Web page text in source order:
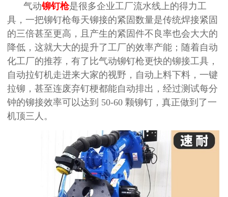
气动铆钉枪是很多企业工厂流水线上的得力工
具，一把铆钉枪每天铆接的紧固数量是传统焊接紧固
的三倍甚至更高，且产生的紧固件不良率也会大大的
降低，这就大大的提升了工厂的效率产能；随着自动
化工厂的推荐，有了比气动铆钉枪更快的铆接工具，
自动拉钉机走进来大家的视野，自动上料下料，一键
拉铆，甚至连废弃钉梗都能自动排出，经过测试每分
钟的铆接效率可以达到 50-60 颗铆钉，真正做到了一
机顶三人。